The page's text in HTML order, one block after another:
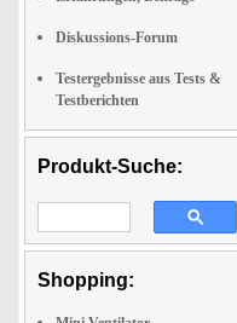
Diskussions-Forum
Testergebnisse aus Tests &
Testberichten
Produkt-Suche:
Shopping: